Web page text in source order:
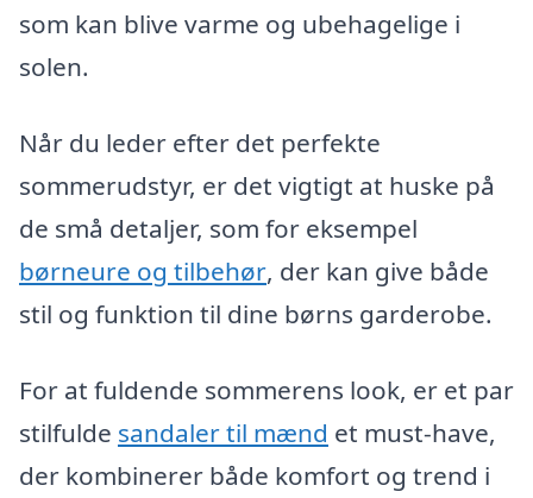
som kan blive varme og ubehagelige i
solen.
Når du leder efter det perfekte
sommerudstyr, er det vigtigt at huske på
de små detaljer, som for eksempel
børneure og tilbehør, der kan give både
stil og funktion til dine børns garderobe.
For at fuldende sommerens look, er et par
stilfulde sandaler til mænd et must-have,
der kombinerer både komfort og trend i